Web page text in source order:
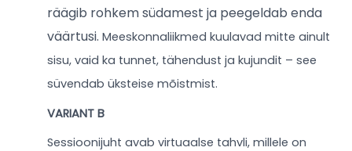
räägib rohkem südamest ja peegeldab enda
väärtusi. Meeskonnaliikmed kuulavad mitte ainult
sisu, vaid ka tunnet, tähendust ja kujundit – see
süvendab üksteise mõistmist.
VARIANT B
Sessioonijuht avab virtuaalse tahvli, millele on